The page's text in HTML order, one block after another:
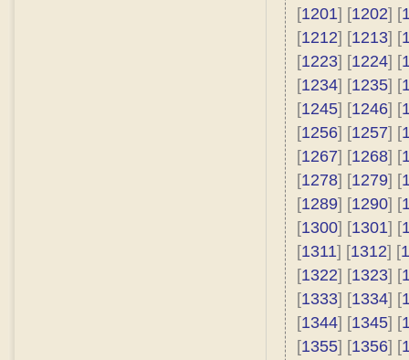
[1201] [1202] [
[1212] [1213] [
[1223] [1224] [
[1234] [1235] [
[1245] [1246] [
[1256] [1257] [
[1267] [1268] [
[1278] [1279] [
[1289] [1290] [
[1300] [1301] [
[1311] [1312] [
[1322] [1323] [
[1333] [1334] [
[1344] [1345] [
[1355] [1356] [